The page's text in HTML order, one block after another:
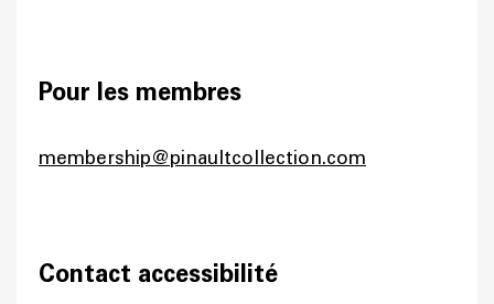
Pour les membres
membership@pinaultcollection.com
Contact accessibilité